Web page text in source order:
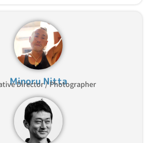
Minoru Nitta
Director / Photographer